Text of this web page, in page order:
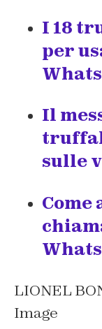
I 18
per
Il
sulle
Come
LIONEL
Image